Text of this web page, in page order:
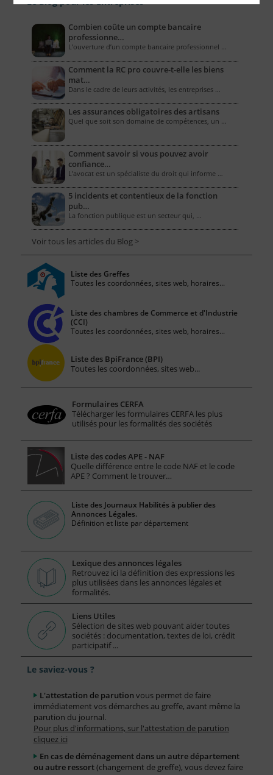
Combien coûte un compte bancaire
professionne…
L’ouverture d’un compte bancaire professionnel …
Comment la RC pro couvre-t-elle les biens
mat…
Dans le cadre de leurs activités, les entreprises …
Les assurances obligatoires des artisans
Quel que soit son domaine de compétences, un …
Comment savoir si vous pouvez avoir
confiance…
L'avocat est un spécialiste du droit qui informe …
5 incidents et contentieux de la fonction
pub…
La fonction publique est un secteur qui, …
Voir tous les articles du Blog >
Liste des Greffes
Toutes les coordonnées, sites web, horaires...
Liste des chambres de Commerce et d'Industrie
(CCI)
Toutes les coordonnées, sites web, horaires...
Liste des BpiFrance (BPI)
Toutes les coordonnées, sites web...
Formulaires CERFA
Télécharger les formulaires CERFA les plus
utilisés pour les formalités des sociétés
Liste des codes APE - NAF
Quelle différence entre le code NAF et le code
APE ? Comment le trouver…
Liste des Journaux Habilités à publier des
Annonces Légales.
Définition et liste par département
Lexique des annonces légales
Retrouvez ici la définition des expressions les
plus utilisées dans les annonces légales et
formalités.
Liens Utiles
Sélection de sites web pouvant aider toutes
sociétés : documentation, textes de loi, crédit
participatif ...
Le saviez-vous ?
L'attestation de parution vous permet de faire
immédiatement vos démarches au greffe, avant même la
parution du journal.
Pour plus d'informations, sur l'attestation de parution
cliquez ici
En cas de déménagement dans un autre département
ou autre ressort(changement de greffe), vous devez faire